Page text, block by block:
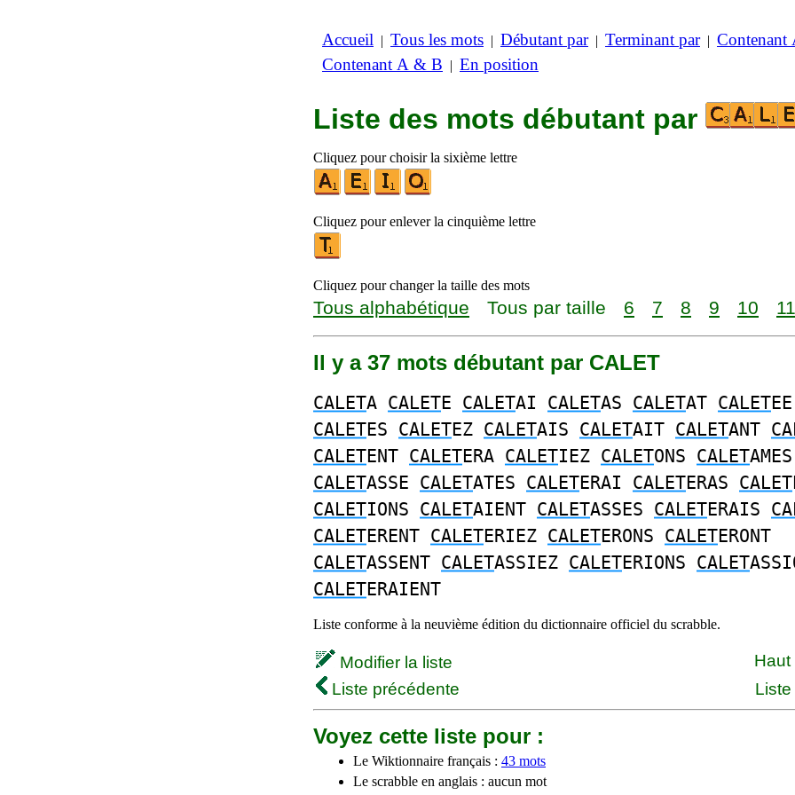
Accueil | Tous les mots | Débutant par| Terminant par| Contenant
Contenant A & B | En position
Liste des mots débutant par
Cliquez pour choisir la sixième lettre
Cliquez pour enlever la cinquième lettre
Cliquez pour changer la taille des mots
Tous alphabétique Tous par taille 6 7 8 9 10 11
Il y a 37 mots débutant par CALET
CALETA CALETE CALETAI CALETAS CALETAT CALETEE
CALETES CALETEZ CALETAIS CALETAIT CALETANT
CALETENT CALETERA CALETIEZ CALETONS CALETAMES
CALETASSE CALETATES CALETERAI CALETERAS CALET
CALETIONS CALETAIENT CALETASSES CALETERAIS
CALETERENT CALETERIEZ CALETERONS CALETERONT
CALETASSENT CALETASSIEZ CALETERIONS CALET
CALETERAIENT
Liste conforme à la neuvième édition du dictionnaire officiel du scrabble.
Modifier la liste
Haut
Liste précédente
Voyez cette liste pour :
Le Wiktionnaire français : 43 mots
Le scrabble en anglais : aucun mot